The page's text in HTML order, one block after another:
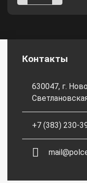
Контакты
630047, г.
+7 (383) 230-